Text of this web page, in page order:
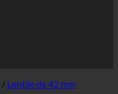
/ Lentile de 42 mm